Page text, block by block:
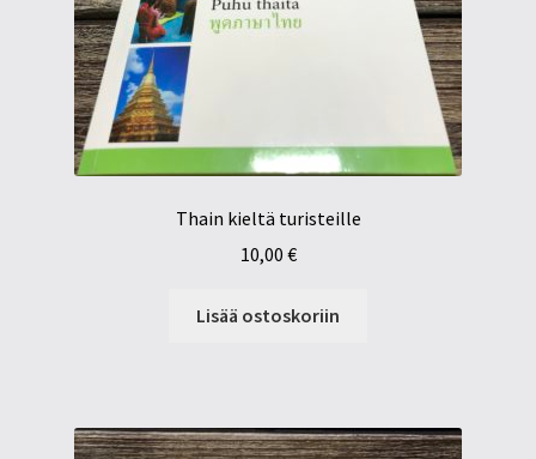
Thain kieltä turisteille
10,00 €
Lisää ostoskoriin